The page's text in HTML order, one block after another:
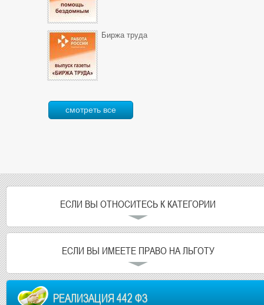
Биржа труда
смотреть все
ЕСЛИ ВЫ ОТНОСИТЕСЬ К КАТЕГОРИИ
ЕСЛИ ВЫ ИМЕЕТЕ ПРАВО НА ЛЬГОТУ
РЕАЛИЗАЦИЯ 442 ФЗ